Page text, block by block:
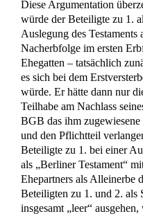
Diese Argumentation
würde der Beteiligte zu 1.
Auslegung des
Nacherbfolge im ersten
Ehegatten – tatsächlich
es sich bei dem
würde. Er hätte dann nur
Teilhabe am Nachlass
BGB das ihm
und den Pflichtteil
Beteiligte zu 1. bei einer
als „Berliner Testament“
Ehepartners als Alleinerbe
Beteiligten zu 1. und 2. als
insgesamt „leer“